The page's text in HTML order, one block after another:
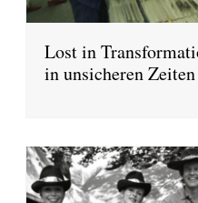
Lost in
in unsicheren Zeiten